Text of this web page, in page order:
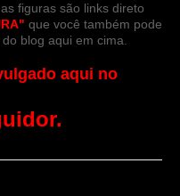
figuras são links direto
que você também pode
blog aqui em cima.
aqui no